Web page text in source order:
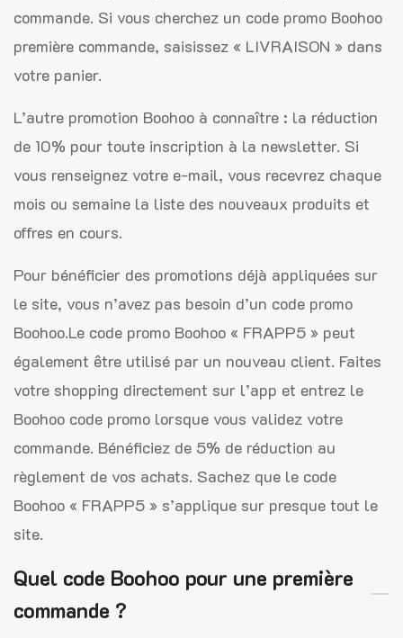
commande. Si vous cherchez un code promo Boohoo
première commande, saisissez « LIVRAISON » dans
votre panier.
L’autre promotion Boohoo à connaître : la réduction
de 10% pour toute inscription à la newsletter. Si
vous renseignez votre e-mail, vous recevrez chaque
mois ou semaine la liste des nouveaux produits et
offres en cours.
Pour bénéficier des promotions déjà appliquées sur
le site, vous n’avez pas besoin d’un code promo
Boohoo.Le code promo Boohoo « FRAPP5 » peut
également être utilisé par un nouveau client. Faites
votre shopping directement sur l’app et entrez le
Boohoo code promo lorsque vous validez votre
commande. Bénéficiez de 5% de réduction au
règlement de vos achats. Sachez que le code
Boohoo « FRAPP5 » s’applique sur presque tout le
site.
Quel code Boohoo pour une première
commande ?